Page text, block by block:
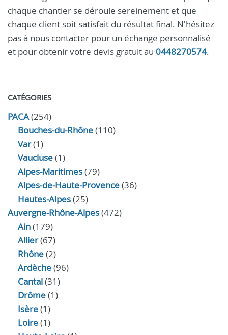
chaque chantier se déroule sereinement et que
chaque client soit satisfait du résultat final. N'hésitez
pas à nous contacter pour un échange personnalisé
et pour obtenir votre devis gratuit au 0448270574.
CATÉGORIES
PACA(254)
Bouches-du-Rhône(110)
Var(1)
Vaucluse(1)
Alpes-Maritimes(79)
Alpes-de-Haute-Provence(36)
Hautes-Alpes(25)
Auvergne-Rhône-Alpes(472)
Ain(179)
Allier(67)
Rhône(2)
Ardèche(96)
Cantal(31)
Drôme(1)
Isère(1)
Loire(1)